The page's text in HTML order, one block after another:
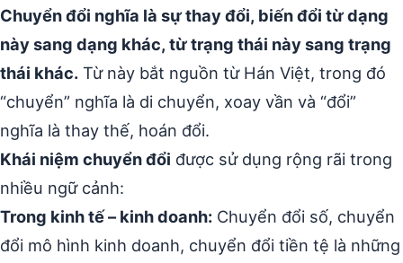
Chuyển đổi nghĩa là sự thay đổi, biến đổi từ dạng
này sang dạng khác, từ trạng thái này sang trạng
thái khác. Từ này bắt nguồn từ Hán Việt, trong đó
“chuyển” nghĩa là di chuyển, xoay vần và “đổi”
nghĩa là thay thế, hoán đổi.
Khái niệm chuyển đổi được sử dụng rộng rãi trong
nhiều ngữ cảnh:
Trong kinh tế – kinh doanh: Chuyển đổi số, chuyển
đổi mô hình kinh doanh, chuyển đổi tiền tệ là những